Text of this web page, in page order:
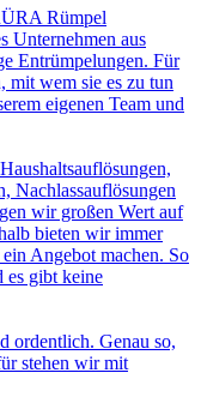
Rümpel
Unternehmen aus
Entrümpelungen. Für
mit wem sie es zu tun
eigenen Team und
Nachlassauflösungen
wir großen Wert auf
bieten wir immer
Angebot machen. So
es gibt keine
ordentlich. Genau so,
stehen wir mit